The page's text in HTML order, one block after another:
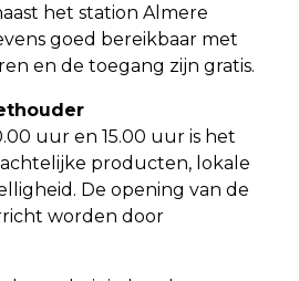
het station Almere
goed bereikbaar met
en de toegang zijn gratis.
uur en 15.00 uur is het
producten, lokale
De opening van de
worden door